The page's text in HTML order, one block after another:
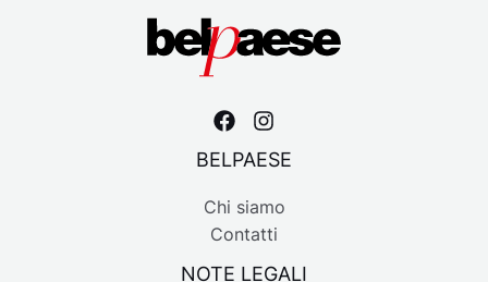
BELPAESE
Chi siamo
Contatti
NOTE LEGALI